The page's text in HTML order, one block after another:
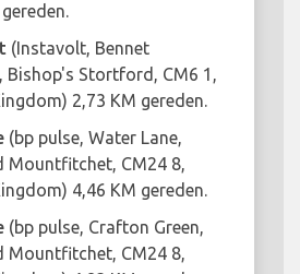
(Instavolt, Bennet
Bishop's Stortford, CM6 1,
2,73 KM gereden.
(bp pulse, Water Lane,
Mountfitchet, CM24 8,
4,46 KM gereden.
(bp pulse, Crafton Green,
Mountfitchet, CM24 8,